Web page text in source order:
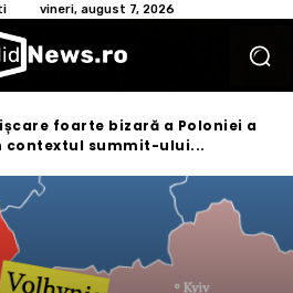
vineri, august 7, 2026
foarte bizară a Poloniei a
contextul summit-ului...